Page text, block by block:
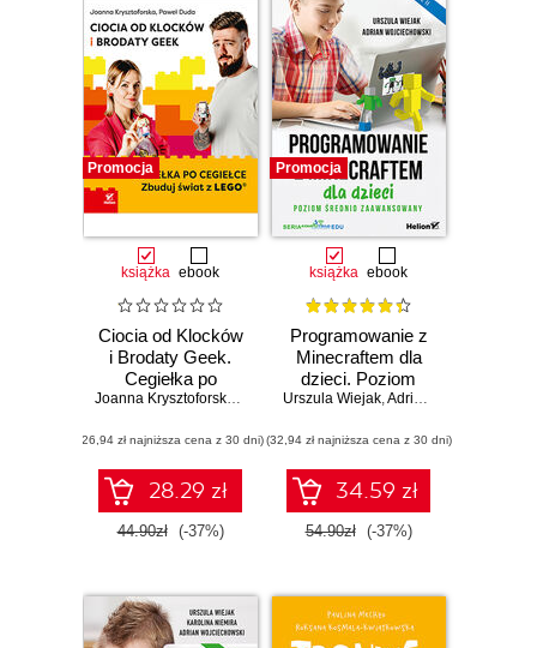
Promocja
książka ebook
Ciocia od Klocków
i Brodaty Geek.
Cegiełka po
cegiełce. ZbudujJoanna Krysztoforska, Paweł Duda
(26,94 zł najniższa cena z 30 dni)
28.29 zł
44.90zł (-37%)
Promocja
książka ebook
Programowanie z
Minecraftem dla
dzieci. Poziom
średnio
Wydanie II
Urszula Wiejak,Adrian Wojciechowski
(32,94 zł najniższa cena z 30 dni)
34.59 zł
54.90zł (-37%)